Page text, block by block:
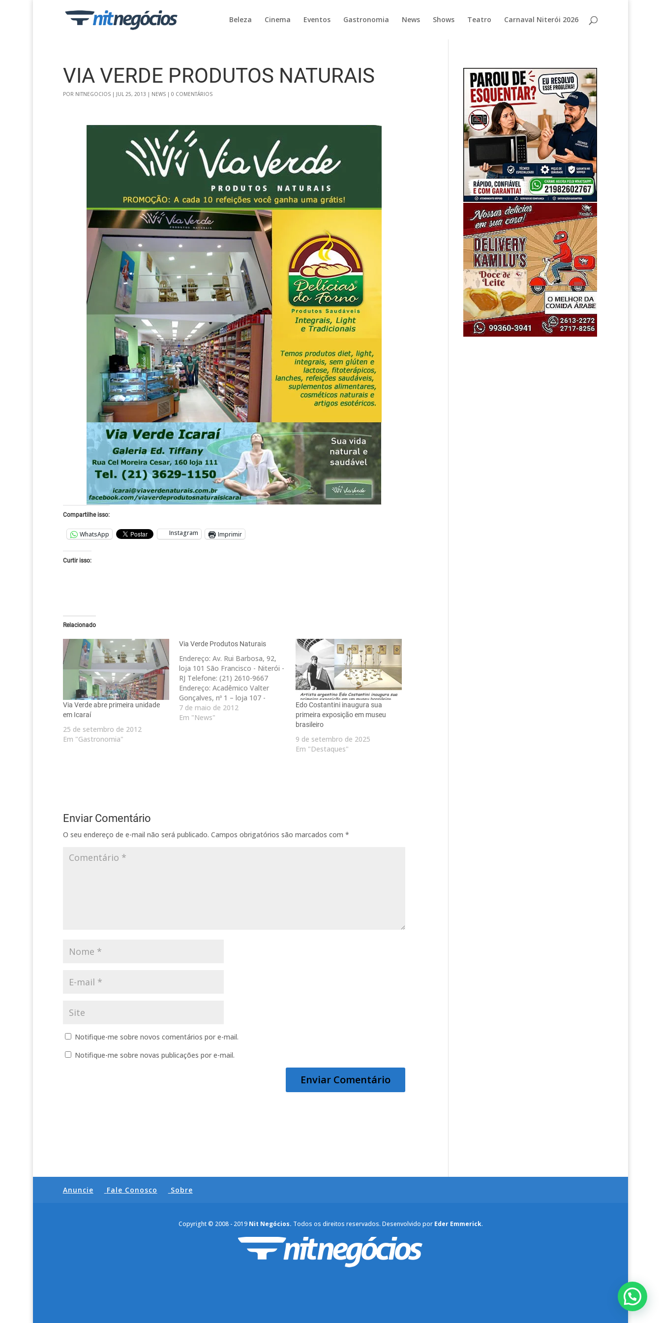
Beleza Cinema Eventos Gastronomia News Shows Teatro Carnaval Niterói 2026
VIA VERDE PRODUTOS NATURAIS
POR NITNEGOCIOS| JUL 25, 2013 | NEWS| 0 COMENTÁRIOS
Compartilhe isso:
WhatsApp Instagram Imprimir
Curtir isso:
Relacionado
Via Verde abre primeira unidade
em Icaraí
25 de setembro de 2012
Em "Gastronomia"
Via Verde Produtos Naturais
Endereço: Av. Rui Barbosa, 92,
loja 101 São Francisco - Niterói -
RJ Telefone: (21) 2610-9667
Endereço: Acadêmico Valter
Gonçalves, nº 1 – loja 107 -
Centro - Niterói - RJ Telefone:
(21) 2705-1540 Endereço:
7 de maio de 2012
Em "News"
Edo Costantini inaugura sua
primeira exposição em museu
brasileiro
9 de setembro de 2025
Em "Destaques"
Enviar Comentário
O seu endereço de e-mail não será publicado. Campos obrigatórios são marcados com *
Notifique-me sobre novos comentários por e-mail.
Notifique-me sobre novas publicações por e-mail.
Anuncie Fale Conosco Sobre
Copyright © 2008 - 2019 Nit Negócios. Todos os direitos reservados. Desenvolvido por Eder Emmerick.